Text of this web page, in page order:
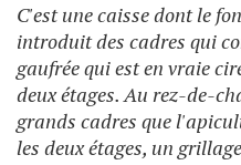
C'est une caisse dont le
introduit des cadres qui
gaufrée qui est en vraie
deux étages. Au rez-de-
grands cadres que
les deux étages, un